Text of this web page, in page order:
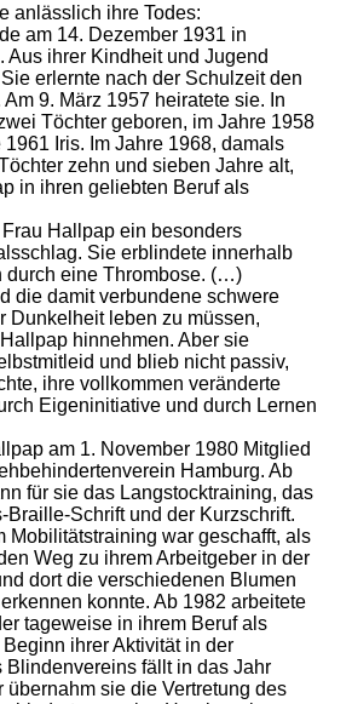
anlässlich ihre Todes:
am 14. Dezember 1931 in
Aus ihrer Kindheit und Jugend
erlernte nach der Schulzeit den
9. März 1957 heiratete sie. In
Töchter geboren, im Jahre 1958
Iris. Im Jahre 1968, damals
zehn und sieben Jahre alt,
in ihren geliebten Beruf als
Frau Hallpap ein besonders
Sie erblindete innerhalb
durch eine Thrombose. (…)
die damit verbundene schwere
Dunkelheit leben zu müssen,
hinnehmen. Aber sie
und blieb nicht passiv,
ihre vollkommen veränderte
Eigeninitiative und durch Lernen
am 1. November 1980 Mitglied
Hamburg. Ab
für sie das Langstocktraining, das
Braille-Schrift und der Kurzschrift.
Mobilitätstraining war geschafft, als
Weg zu ihrem Arbeitgeber in der
dort die verschiedenen Blumen
konnte. Ab 1982 arbeitete
tageweise in ihrem Beruf als
ihrer Aktivität in der
Blindenvereins fällt in das Jahr
übernahm sie die Vertretung des